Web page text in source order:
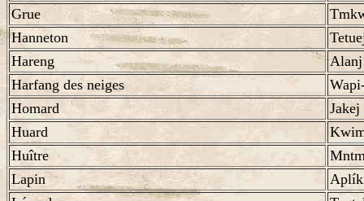
Grue
Hanneton
Hareng
Alanj
Harfang des neiges
Homard
Jakej
Huard
Huître
Lapin